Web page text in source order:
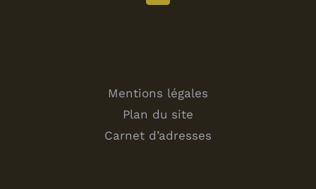
Mentions légales
Plan du site
Carnet d’adresses